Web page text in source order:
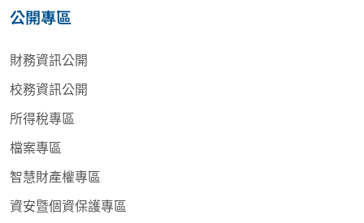
公開專區
財務資訊公開
校務資訊公開
所得稅專區
檔案專區
智慧財產權專區
資安暨個資保護專區